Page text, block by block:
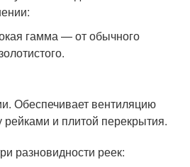
гамма — от обычного
Обеспечивает вентиляцию
и плитой перекрытия.
разновидности реек: